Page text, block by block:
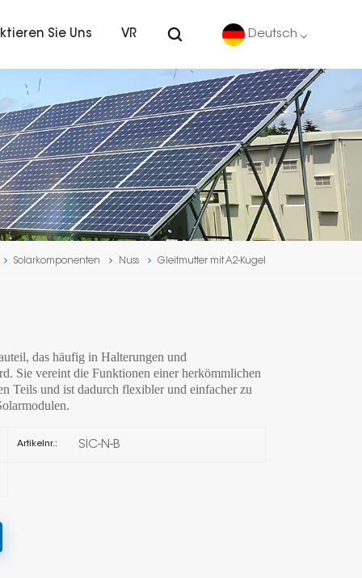
Sie Uns VR Deutsch
English
Deutsch
español
português
Solarkomponenten Nuss Gleitmutter mit A2-Kugel
das häufig in Halterungen und
Sie vereint die Funktionen einer herkömmlichen
Teils und ist dadurch flexibler und einfacher zu
Artikelnr.: SIC-N-B